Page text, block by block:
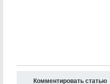
Комментировать статью